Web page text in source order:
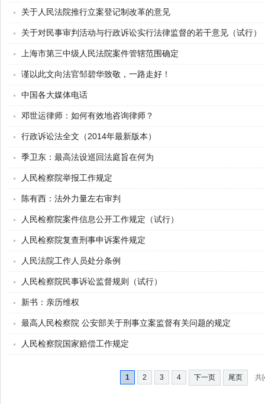
关于人民法院推行立案登记制改革的意见
关于对民事审判活动与行政诉讼实行法律监督的若干意见（试行）
上海市第三中级人民法院案件管辖范围确定
谨以此文向法官邹碧华致敬，一路走好！
中国各大媒体电话
邓世运律师：如何有效地咨询律师？
行政诉讼法全文（2014年最新版本）
季卫东：最高法设巡回法庭旨在何为
人民检察院举报工作规定
陈有西：法外力量左右审判
人民检察院案件信息公开工作规定（试行）
人民检察院复查刑事申诉案件规定
人民法院工作人员处分条例
人民检察院民事诉讼监督规则（试行）
新书：亲历维权
最高人民检察院 公安部关于刑事立案监督有关问题的规定
人民检察院国家赔偿工作规定
1 2 3 4 下一页 尾页 共